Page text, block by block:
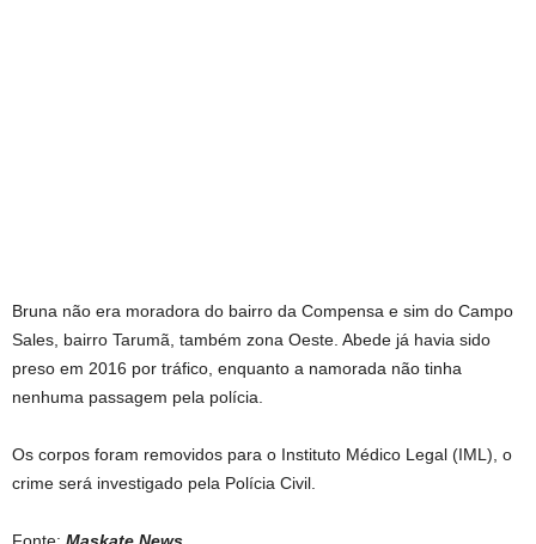
Bruna não era moradora do bairro da Compensa e sim do Campo
Sales, bairro Tarumã, também zona Oeste. Abede já havia sido
preso em 2016 por tráfico, enquanto a namorada não tinha
nenhuma passagem pela polícia.
Os corpos foram removidos para o Instituto Médico Legal (IML), o
crime será investigado pela Polícia Civil.